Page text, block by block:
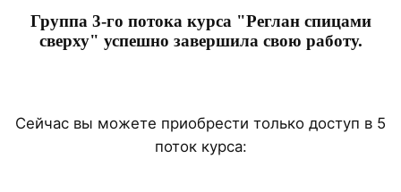
Группа 3-го потока курса "Реглан спицами
сверху" успешно завершила свою работу.
Сейчас вы можете приобрести только доступ в 5
поток курса: